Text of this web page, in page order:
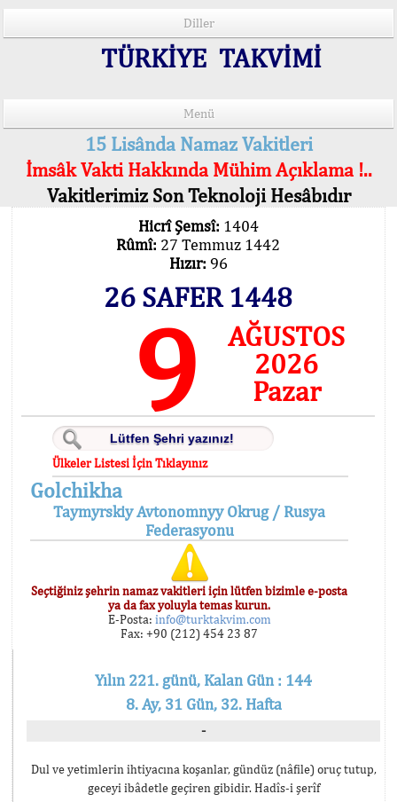
Diller
TÜRKİYE TAKVİMİ
Menü
15 Lisânda Namaz Vakitleri
İmsâk Vakti Hakkında Mühim Açıklama !..
Vakitlerimiz Son Teknoloji Hesâbıdır
Hicrî Şemsî: 1404
Rûmî: 27 Temmuz 1442
Hızır: 96
26 SAFER 1448
9
AĞUSTOS
2026
Pazar
Ülkeler Listesi İçin Tıklayınız
Golchikha
Taymyrskiy Avtonomnyy Okrug / Rusya
Federasyonu
Seçtiğiniz şehrin namaz vakitleri için lütfen bizimle e-posta
ya da fax yoluyla temas kurun.
E-Posta: info@turktakvim.com
Fax: +90 (212) 454 23 87
Yılın 221. günü, Kalan Gün : 144
8. Ay, 31 Gün, 32. Hafta
-
Dul ve yetimlerin ihtiyacına koşanlar, gündüz (nâfile) oruç tutup,
geceyi ibâdetle geçiren gibidir. Hadîs-i şerîf